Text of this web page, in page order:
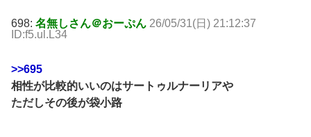
698: 名無しさん＠おーぷん 26/05/31(日) 21:12:37
ID:f5.ul.L34
>>695
相性が比較的いいのはサートゥルナーリアや
ただしその後が袋小路